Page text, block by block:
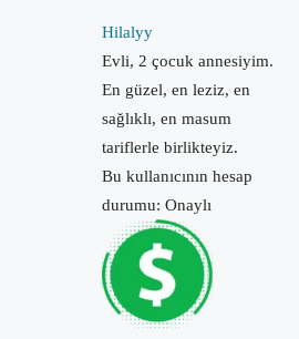
Hilalyy
Evli, 2 çocuk annesiyim.
En güzel, en leziz, en
sağlıklı, en masum
tariflerle birlikteyiz.
Bu kullanıcının hesap
durumu: Onaylı